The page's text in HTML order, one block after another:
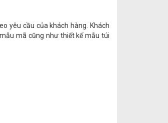
yêu cầu của khách hàng. Khách
mã cũng như thiết kế mẫu túi